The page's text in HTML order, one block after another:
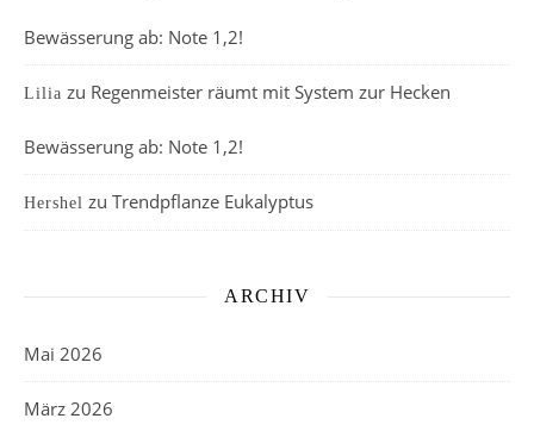
Bewässerung ab: Note 1,2!
Lilia zu Regenmeister räumt mit System zur Hecken
Bewässerung ab: Note 1,2!
Hershel zu Trendpflanze Eukalyptus
ARCHIV
Mai 2026
März 2026